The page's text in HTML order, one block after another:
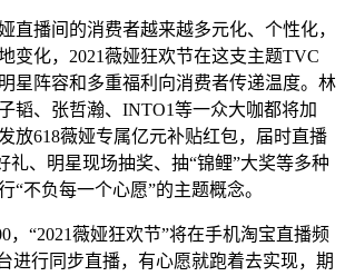
播间的消费者越来越多元化、个性化，
变化，2021薇娅狂欢节在这支主题TVC
星阵容和多重福利向消费者传递温度。林
韬、张哲瀚、INTO1等一众大咖都将加
放618薇娅专属亿元补贴红包，届时直播
礼、明星现场抽奖、抽“锦鲤”大奖等多种
“不负每一个心愿”的主题概念。
“2021薇娅狂欢节”将在手机淘宝直播频
进行同步直播，有心愿就跑着去实现，期